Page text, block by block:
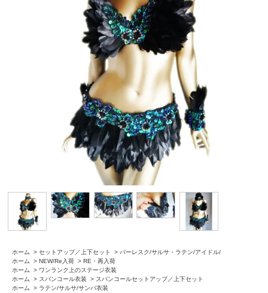
ホーム > セットアップ／上下セット > バーレスク/サルサ・ラテン/アイドル/
ホーム
> NEW/Re入荷 > RE・再入荷
ホーム
> ワンランク上のステージ衣装
ホーム
> スパンコール衣装 > スパンコールセットアップ／上下セット
ホーム
> ラテン/サルサ/サンバ衣装